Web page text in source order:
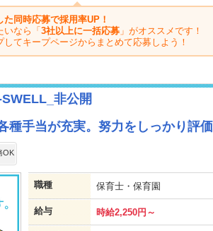
同時応募で採用率UP！
なら「 3社以上に一括応募 」がオススメです！
てキープページからまとめて応募しよう！
非公開
種手当が充実。努力をしっかり評
OK
職種 保育士・保育園
給与 時給2,250円～